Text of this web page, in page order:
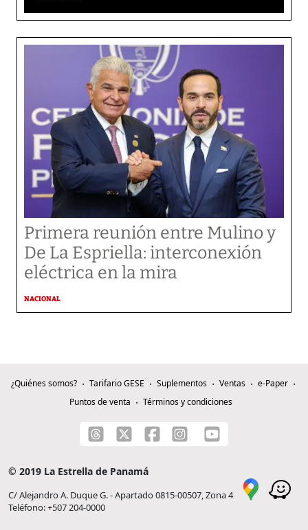
Primera reunión entre Mulino y
De La Espriella: interconexión
eléctrica en la mira
NACIONAL
¿Quiénes somos? Tarifario GESE Suplementos Ventas
e-Paper
Puntos de venta
Términos y condiciones
© 2019 La Estrella de Panamá
C/ Alejandro A. Duque G. - Apartado 0815-00507, Zona 4
Teléfono: +507 204-0000